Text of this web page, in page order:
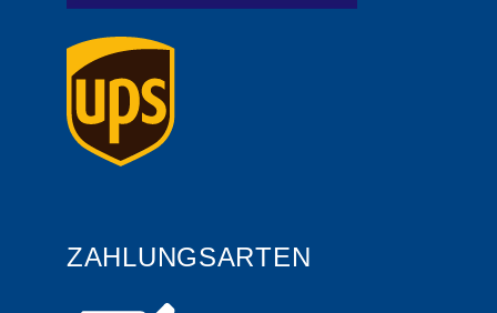
ZAHLUNGSARTEN